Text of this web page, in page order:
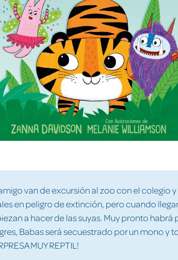
van de excursión al zoo con el colegio
en peligro de extinción, pero cuando
a hacer de las suyas. Muy pronto habrá
Babas será secuestrado por un mono y
MUY REPTIL!